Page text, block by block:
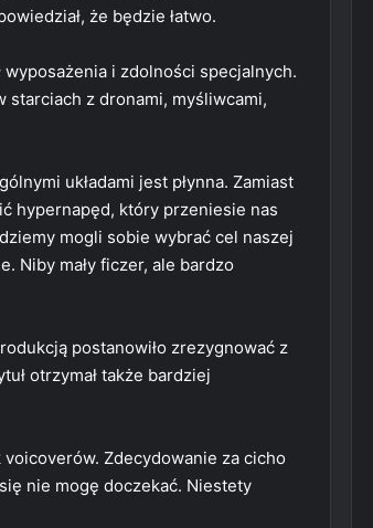
że będzie łatwo.
i zdolności specjalnych.
z dronami, myśliwcami,
układami jest płynna. Zamiast
hypernapęd, który przeniesie nas
mogli sobie wybrać cel naszej
Niby mały ficzer, ale bardzo
postanowiło zrezygnować z
otrzymał także bardziej
Zdecydowanie za cicho
nie mogę doczekać. Niestety